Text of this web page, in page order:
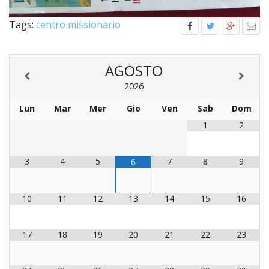
E
Tags: centro missionario
AGOSTO
2026
Lun
Mar Mer Gio Ven Sab
Dom
1
2
3 4 5 6 7 8 9
10 11 12 13 14 15 16
17 18 19 20 21 22 23